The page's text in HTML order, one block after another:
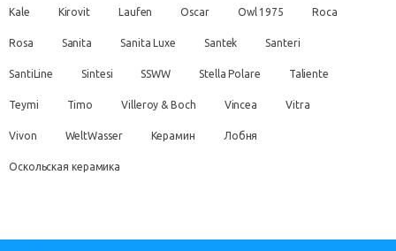
Kale Kirovit Laufen Oscar Owl 1975 Roca
Rosa Sanita Sanita Luxe Santek Santeri
SantiLine Sintesi SSWW Stella Polare Taliente
Teymi Timo Villeroy & Boch Vincea Vitra
Vivon WeltWasser Керамин Лобня
Оскольская керамика